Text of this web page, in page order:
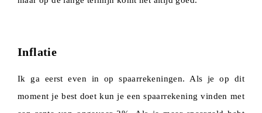
Inflatie
Ik ga eerst even in op spaarrekeningen. Als je op dit
moment je best doet kun je een spaarrekening vinden met